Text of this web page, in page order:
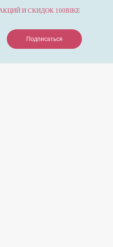
И СКИДОК 100BIKE
Подписаться
Подписаться
Подписаться